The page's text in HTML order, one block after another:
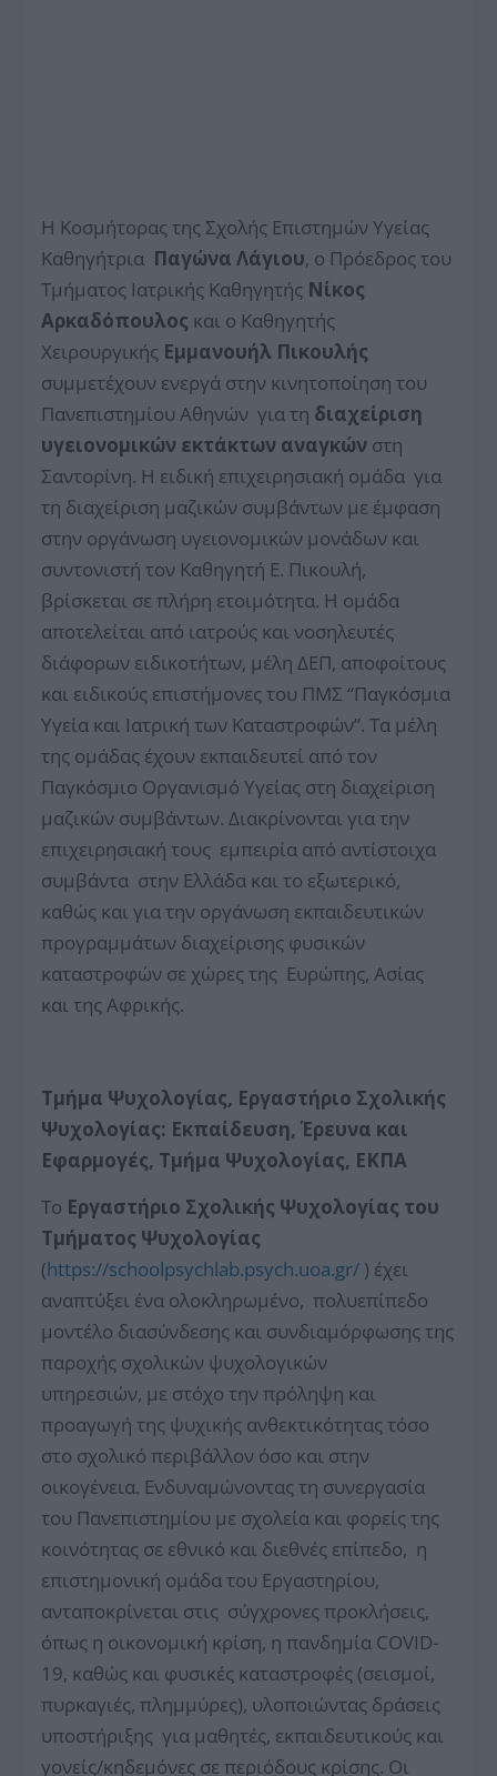
Η Κοσμήτορας της Σχολής Επιστημών Υγείας
Καθηγήτρια Παγώνα Λάγιου, ο Πρόεδρος του
Τμήματος Ιατρικής Καθηγητής Νίκος
Αρκαδόπουλος και ο Καθηγητής
Χειρουργικής Εμμανουήλ Πικουλής
συμμετέχουν ενεργά στην κινητοποίηση του
Πανεπιστημίου Αθηνών για τη διαχείριση
υγειονομικών εκτάκτων αναγκών στη
Σαντορίνη. Η ειδική επιχειρησιακή ομάδα για
τη διαχείριση μαζικών συμβάντων με έμφαση
στην οργάνωση υγειονομικών μονάδων και
συντονιστή τον Καθηγητή Ε. Πικουλή,
βρίσκεται σε πλήρη ετοιμότητα. Η ομάδα
αποτελείται από ιατρούς και νοσηλευτές
διάφορων ειδικοτήτων, μέλη ΔΕΠ, αποφοίτους
και ειδικούς επιστήμονες του ΠΜΣ “Παγκόσμια
Υγεία και Ιατρική των Καταστροφών”. Τα μέλη
της ομάδας έχουν εκπαιδευτεί από τον
Παγκόσμιο Οργανισμό Υγείας στη διαχείριση
μαζικών συμβάντων. Διακρίνονται για την
επιχειρησιακή τους εμπειρία από αντίστοιχα
συμβάντα στην Ελλάδα και το εξωτερικό,
καθώς και για την οργάνωση εκπαιδευτικών
προγραμμάτων διαχείρισης φυσικών
καταστροφών σε χώρες της Ευρώπης, Ασίας
και της Αφρικής.
Τμήμα Ψυχολογίας, Εργαστήριο Σχολικής
Ψυχολογίας: Εκπαίδευση, Έρευνα και
Εφαρμογές, Τμήμα Ψυχολογίας, ΕΚΠΑ
Το Εργαστήριο Σχολικής Ψυχολογίας του
Τμήματος Ψυχολογίας
(https://schoolpsychlab.psych.uoa.gr/ ) έχει
αναπτύξει ένα ολοκληρωμένο, πολυεπίπεδο
μοντέλο διασύνδεσης και συνδιαμόρφωσης της
παροχής σχολικών ψυχολογικών
υπηρεσιών, με στόχο την πρόληψη και
προαγωγή της ψυχικής ανθεκτικότητας τόσο
στο σχολικό περιβάλλον όσο και στην
οικογένεια. Ενδυναμώνοντας τη συνεργασία
του Πανεπιστημίου με σχολεία και φορείς της
κοινότητας σε εθνικό και διεθνές επίπεδο, η
επιστημονική ομάδα του Εργαστηρίου,
ανταποκρίνεται στις σύγχρονες προκλήσεις,
όπως η οικονομική κρίση, η πανδημία COVID-
19, καθώς και φυσικές καταστροφές (σεισμοί,
πυρκαγιές, πλημμύρες), υλοποιώντας δράσεις
υποστήριξης για μαθητές, εκπαιδευτικούς και
γονείς/κηδεμόνες σε περιόδους κρίσης. Οι